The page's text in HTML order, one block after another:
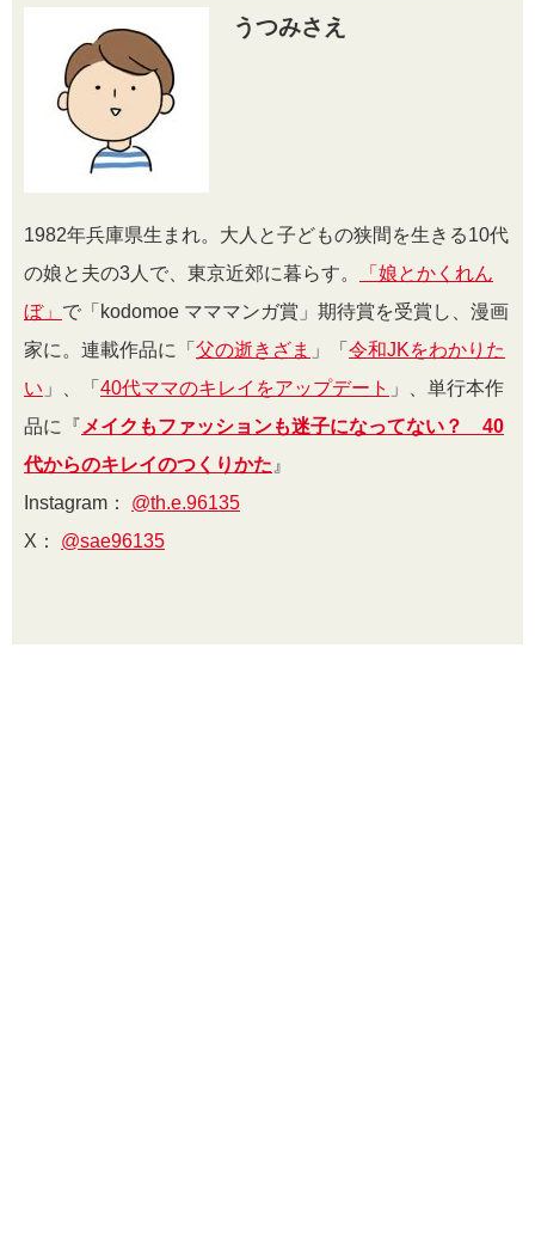
うつみさえ
1982年兵庫県生まれ。大人と子どもの狭間を生きる10代
の娘と夫の3人で、東京近郊に暮らす。
「娘とかくれん
ぼ」 で「kodomoe マママンガ賞」期待賞を受賞し、漫画
家に。連載作品に「 父の逝きざま 」「 令和JKをわかりた
い 」、「 40代ママのキレイをアップデート 」、単行本作
品に『 メイクもファッションも迷子になってない？ 40
代からのキレイのつくりかた 』
Instagram： @th.e.96135
X： @sae96135